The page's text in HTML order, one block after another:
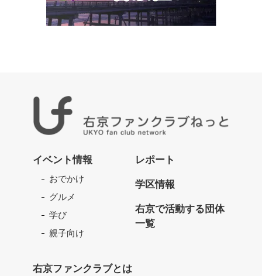
京
フ
と
イベント情報
おでかけ
グルメ
学び
親子向け
レポート
学区情報
右京で活動する団体
一覧
右京ファンクラブとは